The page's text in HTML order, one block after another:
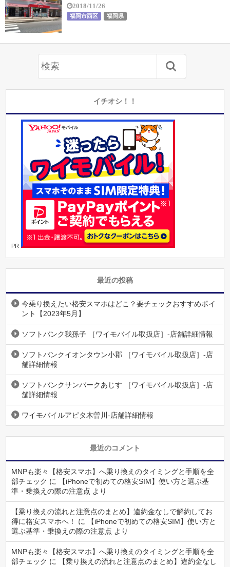
2018/11/26
福岡市西区 福岡県
イチオシ！！
PR
最近の投稿
今乗り換えたい格安スマホはどこ？要チェックおすすめポイ
ント【2023年5月】
ソフトバンク我孫子 ［ワイモバイル取扱店］-店舗詳細情報
ソフトバンクイオンタウン小郡 ［ワイモバイル取扱店］-店
舗詳細情報
ソフトバンクサンパークあじす ［ワイモバイル取扱店］-店
舗詳細情報
ワイモバイルアピタ木曽川-店舗詳細情報
最近のコメント
MNPも楽々【格安スマホ】へ乗り換えのタイミングと手順を全
部チェック に
【iPhoneで初めての格安SIM】使い方と選ぶ基
準・乗換えの際の注意点 より
【乗り換えの流れと注意点のまとめ】違約金なしで解約してお
得に格安スマホへ！
に
【iPhoneで初めての格安SIM】使い方と
選ぶ基準・乗換えの際の注意点 より
MNPも楽々【格安スマホ】へ乗り換えのタイミングと手順を全
部チェック に 【乗り換えの流れと注意点のまとめ】違約金なし